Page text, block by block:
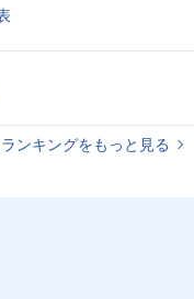
ンキングをもっと見る